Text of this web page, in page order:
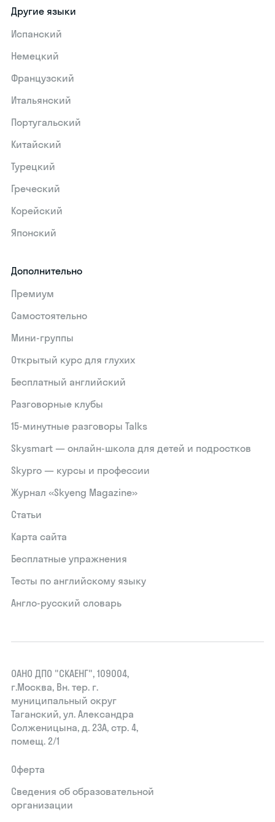
Другие языки
Испанский
Немецкий
Французский
Итальянский
Португальский
Китайский
Турецкий
Греческий
Корейский
Японский
Дополнительно
Премиум
Самостоятельно
Мини-группы
Открытый курс для глухих
Бесплатный английский
Разговорные клубы
15‑минутные разговоры Talks
Skysmart — онлайн-школа для детей и подростков
Skypro — курсы и профессии
Журнал «Skyeng Magazine»
Статьи
Карта сайта
Бесплатные упражнения
Тесты по английскому языку
Англо-русский словарь
ОАНО ДПО "СКАЕНГ", 109004,
г.Москва, Вн. тер. г.
муниципальный округ
Таганский, ул. Александра
Солженицына, д. 23А, стр. 4,
помещ. 2/1
Оферта
Сведения об образовательной
организации